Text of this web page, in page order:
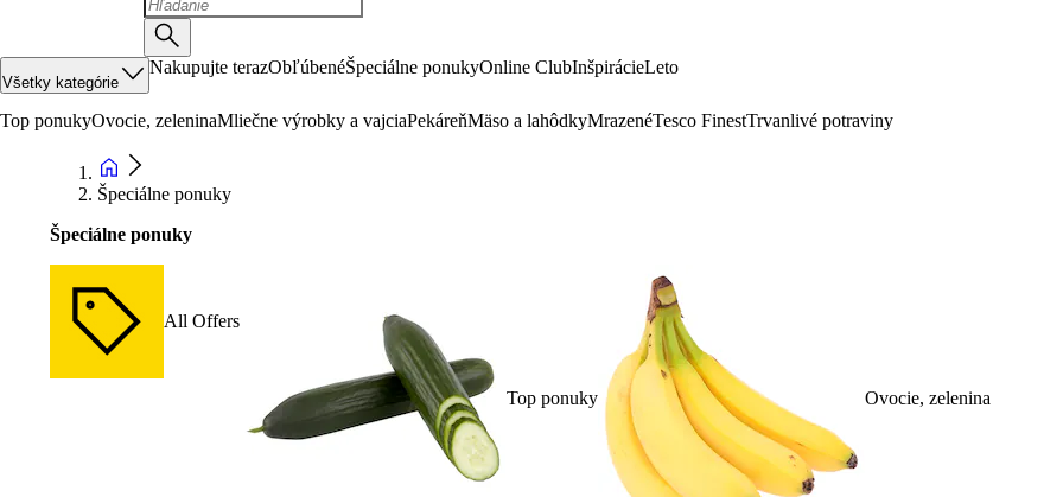
Všetky kategórie
Nakupujte terazObľúbenéŠpeciálne ponukyOnline ClubInšpirácieLeto
Top ponukyOvocie, zeleninaMliečne výrobky a vajciaPekáreňMäso a lahôdkyMrazenéTesco FinestTrvanlivé potraviny
Špeciálne ponuky
Špeciálne ponuky
All Offers
Top ponuky Ovocie, zelenina